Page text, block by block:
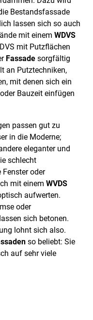
Bestandsfassade
lassen sich so auch
mit einem WDVS
mit Putzflächen
Fassade sorgfältig
an Putztechniken,
mit denen sich ein
Bauzeit einfügen
passen gut zu
in die Moderne;
eleganter und
schlecht
oder
mit einem WVDS
aufwerten.
oder
sich betonen.
lohnt sich also.
so beliebt: Sie
auf sehr viele